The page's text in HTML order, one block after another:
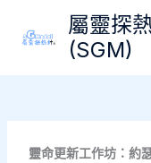
屬靈探
(SGM)
靈命更新工作坊：約